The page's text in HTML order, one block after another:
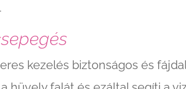
kezelés biztonságos és